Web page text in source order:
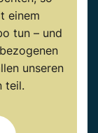
einem
tun – und
unseren
teil.